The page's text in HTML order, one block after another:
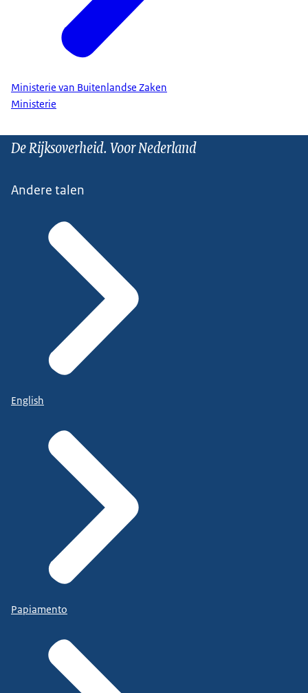
Ministerie van Buitenlandse Zaken
Ministerie
De Rijksoverheid. Voor Nederland
Andere talen
English
Papiamento